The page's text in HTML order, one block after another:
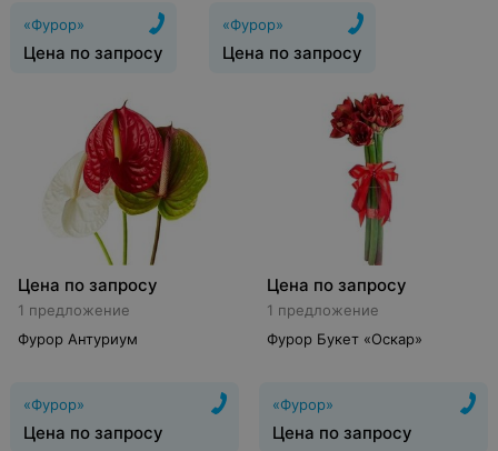
«Фурор»
Цена по запросу
«Фурор»
Цена по запросу
Цена по запросу
1 предложение
Фурор Антуриум
«Фурор»
Цена по запросу
Цена по запросу
1 предложение
Фурор Букет «Оскар»
«Фурор»
Цена по запросу